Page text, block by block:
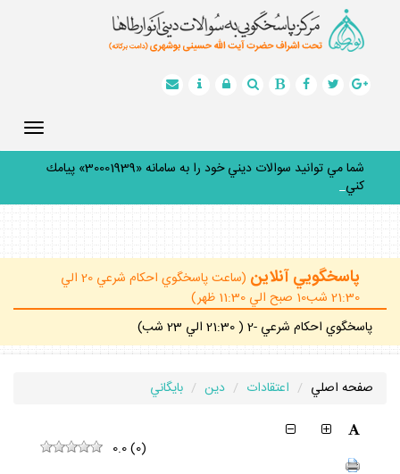
شما مي توانيد سوالات ديني خود را به سامانه «30001939» پيامك
كنيد.
پاسخگويي آنلاين
(ساعت پاسخگوي احكام شرعي 20 الي
21:30 شب10 صبح الي 11:30 ظهر)
پاسخگوي احكام شرعي -2 ( 21:30 الي 23 شب)
صفحه اصلي اعتقادات دين بايگاني
0.0(0)